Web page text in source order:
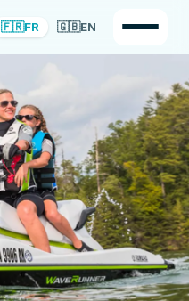
🇫🇷FR 🇬🇧EN